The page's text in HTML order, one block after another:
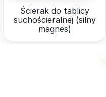
Ścierak do tablicy
suchościeralnej (silny
magnes)